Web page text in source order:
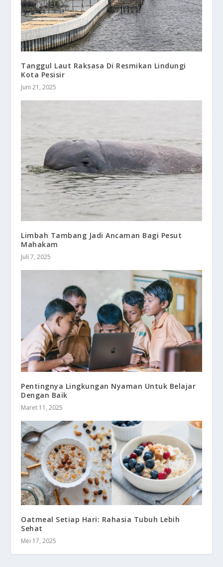
Tanggul Laut Raksasa Di Resmikan Lindungi
Kota Pesisir
Juni 21, 2025
Limbah Tambang Jadi Ancaman Bagi Pesut
Mahakam
Juli 7, 2025
Pentingnya Lingkungan Nyaman Untuk Belajar
Dengan Baik
Maret 11, 2025
Oatmeal Setiap Hari: Rahasia Tubuh Lebih
Sehat
Mei 17, 2025